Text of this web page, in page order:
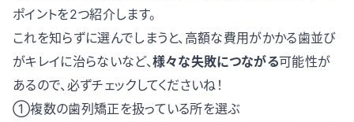
ポイントを2つ紹介します。
これを知らずに選んでしまうと、高額な費用がかかる歯並び
がキレイに治らないなど、様々な失敗につながる可能性が
あるので、必ずチェックしてくださいね！
①複数の歯列矯正を扱っている所を選ぶ